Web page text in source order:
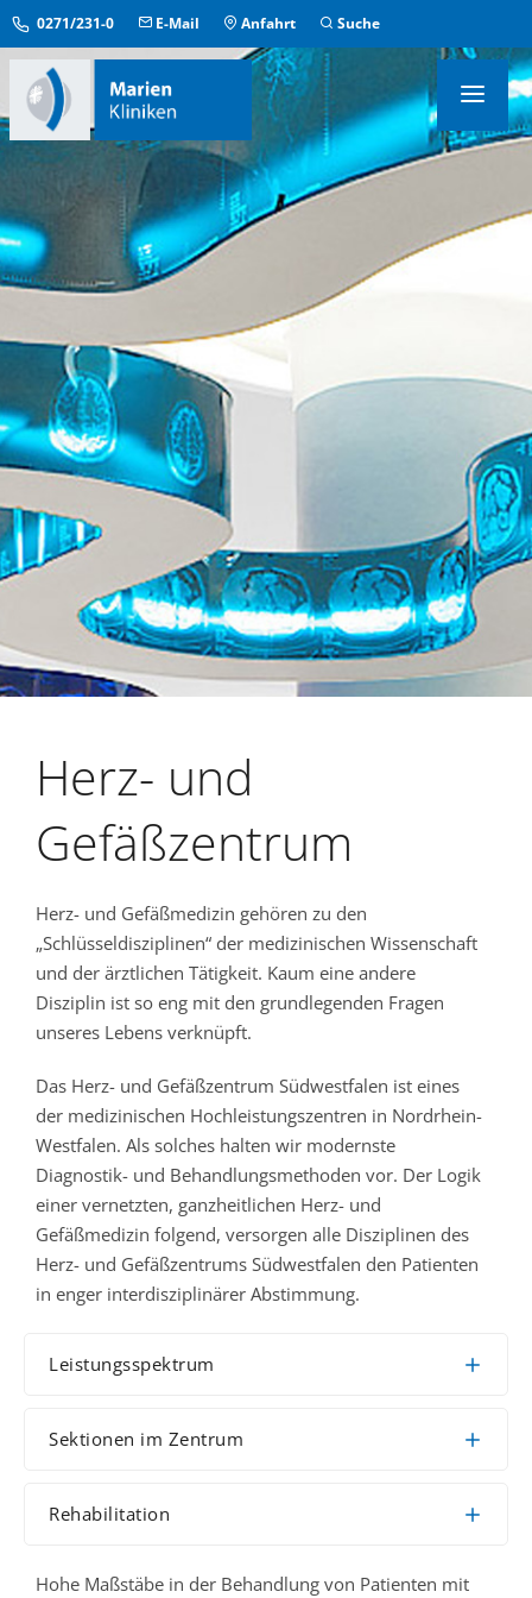
0271/231-0 E-Mail Anfahrt Suche
KLINIKEN & INSTITUTE
MEDIZINISCHE ZENTREN
ÜBERGREIFENDE EINRICHTUNGEN
KONTAKT & SERVICE
IM NOTFALL
Herz- und
Gefäßzentrum
Herz- und Gefäßmedizin gehören zu den
„Schlüsseldisziplinen“ der medizinischen Wissenschaft
und der ärztlichen Tätigkeit. Kaum eine andere
Disziplin ist so eng mit den grundlegenden Fragen
unseres Lebens verknüpft.
Das Herz- und Gefäßzentrum Südwestfalen ist eines
der medizinischen Hochleistungszentren in Nordrhein-
Westfalen. Als solches halten wir modernste
Diagnostik- und Behandlungsmethoden vor. Der Logik
einer vernetzten, ganzheitlichen Herz- und
Gefäßmedizin folgend, versorgen alle Disziplinen des
Herz- und Gefäßzentrums Südwestfalen den Patienten
in enger interdisziplinärer Abstimmung.
Leistungsspektrum
Sektionen im Zentrum
Rehabilitation
Hohe Maßstäbe in der Behandlung von Patienten mit